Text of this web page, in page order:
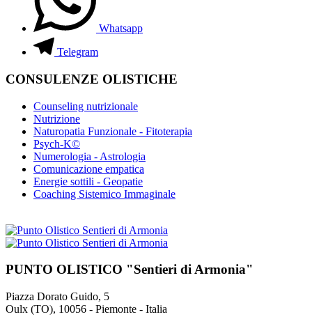
Whatsapp
Telegram
CONSULENZE OLISTICHE
Counseling nutrizionale
Nutrizione
Naturopatia Funzionale - Fitoterapia
Psych-K©
Numerologia - Astrologia
Comunicazione empatica
Energie sottili - Geopatie
Coaching Sistemico Immaginale
PUNTO OLISTICO "Sentieri di Armonia"
Piazza Dorato Guido, 5
Oulx (TO), 10056 - Piemonte - Italia